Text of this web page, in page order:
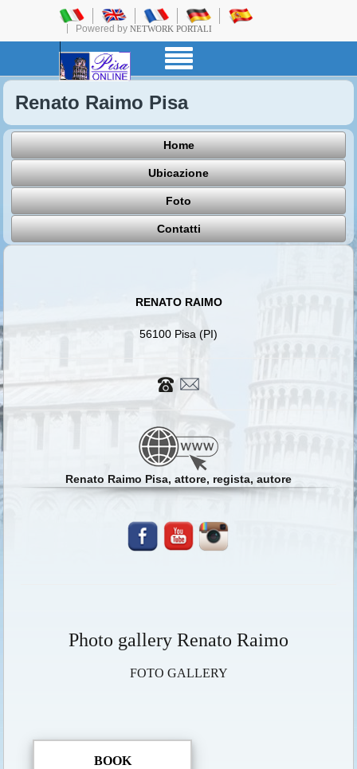
Powered by NETWORK PORTALI
Renato Raimo Pisa
Home
Ubicazione
Foto
Contatti
RENATO RAIMO
56100 Pisa (PI)
Renato Raimo Pisa, attore, regista, autore
Photo gallery Renato Raimo
FOTO GALLERY
BOOK